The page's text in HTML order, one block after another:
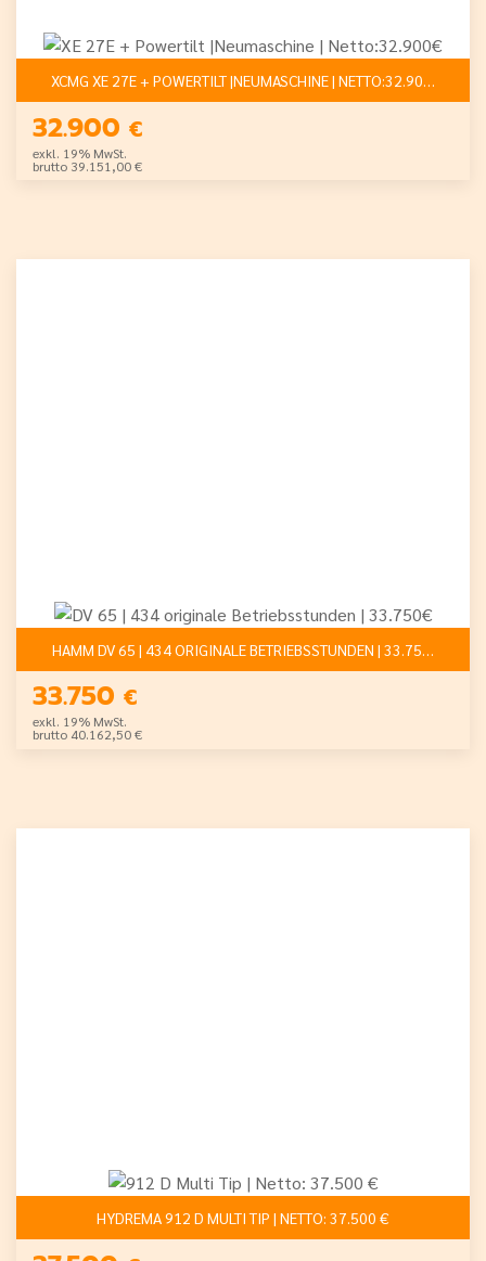
XCMG XE 27E + POWERTILT |NEUMASCHINE | NETTO:32.900€
32.900 €
exkl. 19% MwSt.
brutto 39.151,00 €
HAMM DV 65 | 434 ORIGINALE BETRIEBSSTUNDEN | 33.750€
33.750 €
exkl. 19% MwSt.
brutto 40.162,50 €
HYDREMA 912 D MULTI TIP | NETTO: 37.500 €